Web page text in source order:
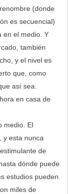
(donde
es secuencial)
en el medio. Y
también
y el nivel es
que, como
así sea.
en casa de
medio. El
y esta nunca
de
dónde puede
estudios pueden
miles de